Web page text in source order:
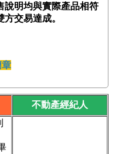
說明均與實際產品相符
交易達成。
不動產經紀人